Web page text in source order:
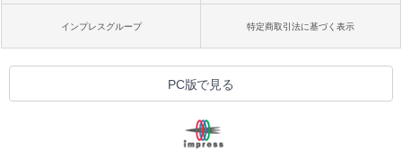
インプレスグループ 特定商取引法に基づく表示
PC版で見る